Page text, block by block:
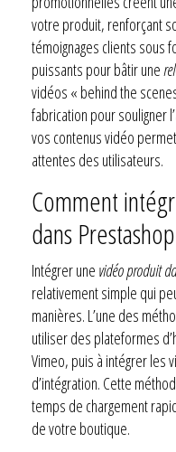
votre produit, renforçant
témoignages clients sous
puissants pour bâtir une
vidéos « behind the
fabrication pour souligner
vos contenus vidéo
attentes des utilisateurs.
Comment
dans Prestashop
Intégrer une vidéo produit
relativement simple qui
manières. L’une des
utiliser des plateformes
Vimeo, puis à intégrer les
d’intégration. Cette
temps de chargement
de votre boutique.